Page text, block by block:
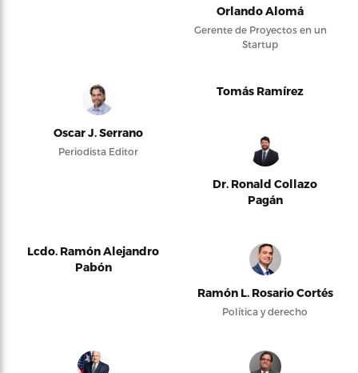
Orlando Alomá
Gerente de Proyectos en un
Startup
Oscar J. Serrano
Periodista Editor
Tomás Ramírez
Dr. Ronald Collazo
Pagán
Lcdo. Ramón Alejandro
Pabón
Ramón L. Rosario Cortés
Política y derecho